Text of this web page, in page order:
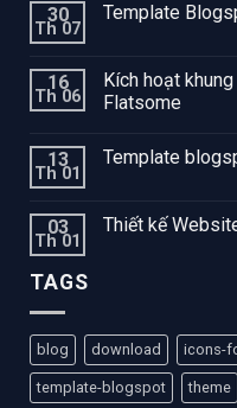
30
Th 07
Template
16
Th 06
Kích hoạt
Flatsome
13
Th 01
Template
03
Th 01
Thiết kế
TAGS
blog download icons-
template-blogspot theme